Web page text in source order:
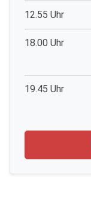
12.55 Uhr
18.00 Uhr
19.45 Uhr